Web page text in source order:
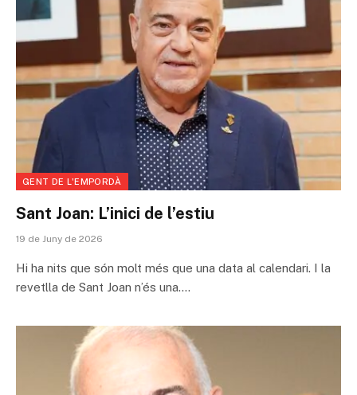
GENT DE L'EMPORDÀ
Sant Joan: L’inici de l’estiu
19 de Juny de 2026
Hi ha nits que són molt més que una data al calendari. I la
revetlla de Sant Joan n’és una.…